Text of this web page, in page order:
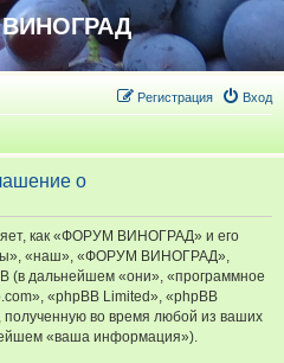
Вход
Регистрация
о
как «ФОРУМ ВИНОГРАД» и его
«наш», «ФОРУМ ВИНОГРАД»,
(в дальнейшем «они», «программное
«phpBB Limited», «phpBB
во время любой из ваших
«ваша информация»).